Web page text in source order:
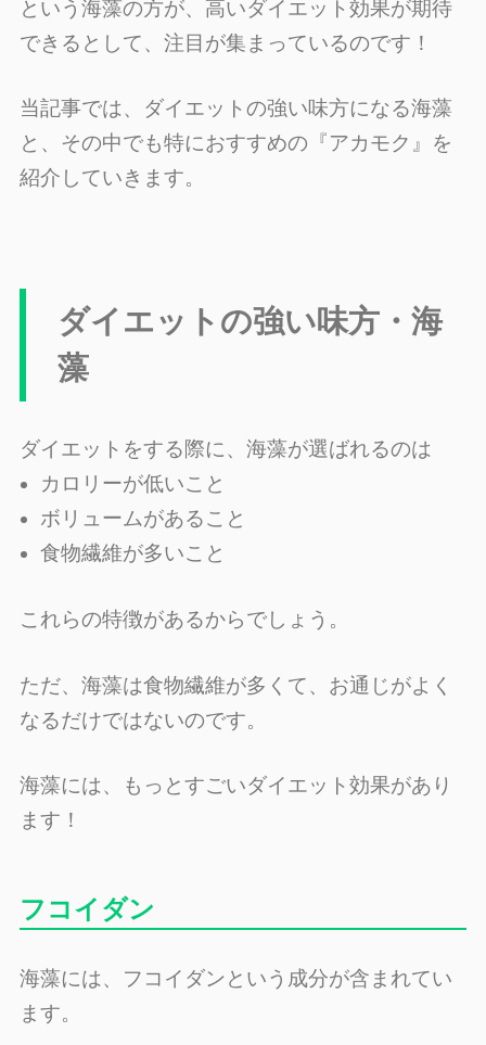
という海藻の方が、高いダイエット効果が期待
できるとして、注目が集まっているのです！
当記事では、ダイエットの強い味方になる海藻
と、その中でも特におすすめの『アカモク』を
紹介していきます。
ダイエットの強い味方・海
藻
ダイエットをする際に、海藻が選ばれるのは
カロリーが低いこと
ボリュームがあること
食物繊維が多いこと
これらの特徴があるからでしょう。
ただ、海藻は食物繊維が多くて、お通じがよく
なるだけではないのです。
海藻には、もっとすごいダイエット効果があり
ます！
フコイダン
海藻には、フコイダンという成分が含まれてい
ます。